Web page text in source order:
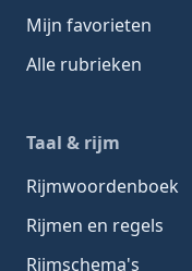
Mijn favorieten
Alle rubrieken
Taal & rijm
Rijmwoordenboek
Rijmen en regels
Rijmschema's